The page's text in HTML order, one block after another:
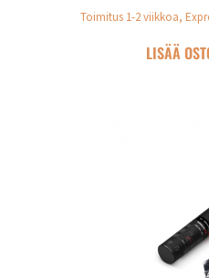
Toimitus 1-2 viikkoa,
LISÄÄ